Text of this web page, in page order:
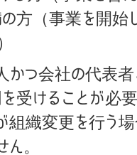
方（事業を開始
つ会社の代表者
受けることが必要
織変更を行う
ん。